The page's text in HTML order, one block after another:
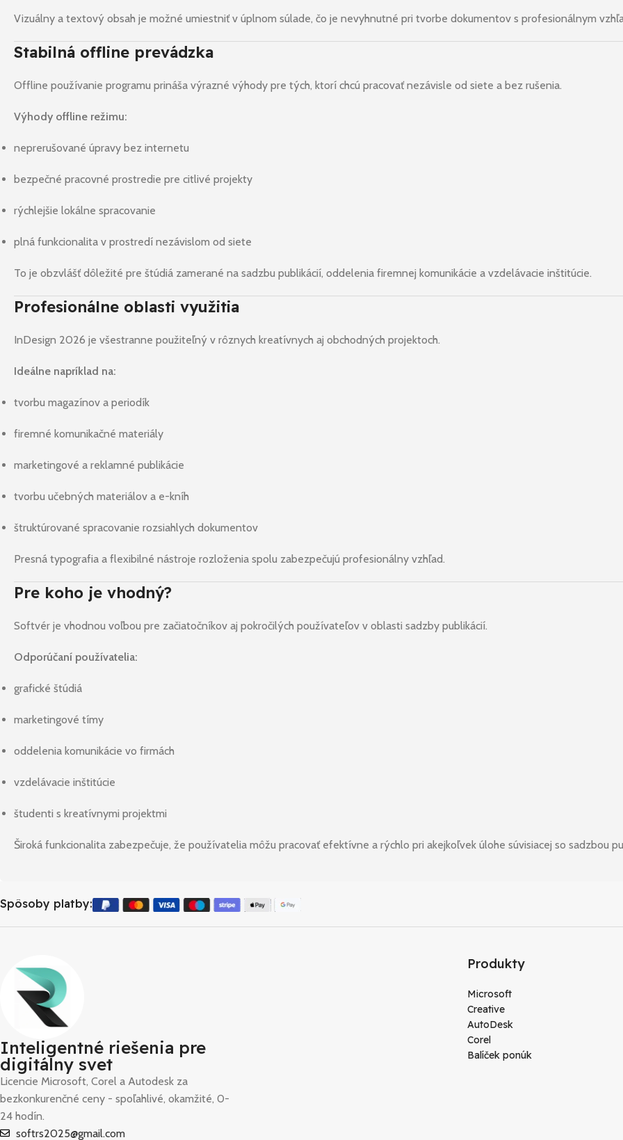
Vizuálny a textový obsah je možné umiestniť v úplnom súlade, čo je nevyhnutné pri tvorbe dokumentov s profesionálnym
Stabilná offline prevádzka
Offline používanie programu prináša výrazné výhody pre tých, ktorí chcú pracovať nezávisle od siete a bez rušenia.
Výhody offline režimu:
neprerušované úpravy bez internetu
bezpečné pracovné prostredie pre citlivé projekty
rýchlejšie lokálne spracovanie
plná funkcionalita v prostredí nezávislom od siete
To je obzvlášť dôležité pre štúdiá zamerané na sadzbu publikácií, oddelenia firemnej komunikácie a vzdelávacie inštitúcie.
Profesionálne oblasti využitia
InDesign 2026 je všestranne použiteľný v rôznych kreatívnych aj obchodných projektoch.
Ideálne napríklad na:
tvorbu magazínov a periodík
firemné komunikačné materiály
marketingové a reklamné publikácie
tvorbu učebných materiálov a e-kníh
štruktúrované spracovanie rozsiahlych dokumentov
Presná typografia a flexibilné nástroje rozloženia spolu zabezpečujú profesionálny vzhľad.
Pre koho je vhodný?
Softvér je vhodnou voľbou pre začiatočníkov aj pokročilých používateľov v oblasti sadzby publikácií.
Odporúčaní používatelia:
grafické štúdiá
marketingové tímy
oddelenia komunikácie vo firmách
vzdelávacie inštitúcie
študenti s kreatívnymi projektmi
Široká funkcionalita zabezpečuje, že používatelia môžu pracovať efektívne a rýchlo pri akejkoľvek úlohe súvisiacej so sadzbou
Spôsoby platby:
Inteligentné riešenia pre
digitálny svet
Licencie Microsoft, Corel a Autodesk za
bezkonkurenčné ceny - spoľahlivé, okamžité, 0-
24 hodín.
softrs2025@gmail.com
Produkty
Microsoft
Creative
AutoDesk
Corel
Balíček ponúk